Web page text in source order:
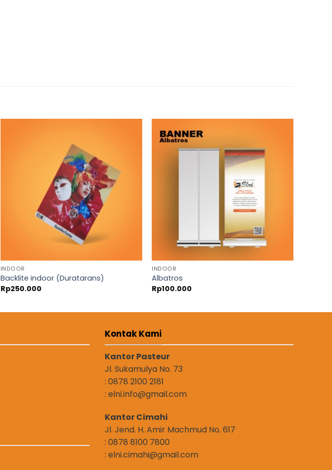
INDOOR
Backlite indoor (Duratarans)
Rp250.000
INDOOR
Albatros
Rp100.000
Kontak Kami
Kantor Pasteur
Jl. Sukamulya No. 73
: 0878 2100 2181
: elni.info@gmail.com
Kantor Cimahi
Jl. Jend. H. Amir Machmud No. 617
: 0878 8100 7800
: elni.cimahi@gmail.com